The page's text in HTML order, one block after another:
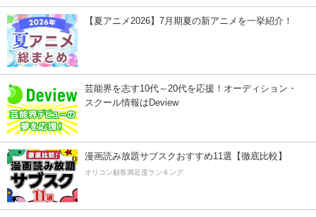
【夏アニメ2026】7月期夏の新アニメを一挙紹介！
芸能界を志す10代～20代を応援！オーディション・
スクール情報はDeview
漫画読み放題サブスクおすすめ11選【徹底比較】
オリコン顧客満足度ランキング